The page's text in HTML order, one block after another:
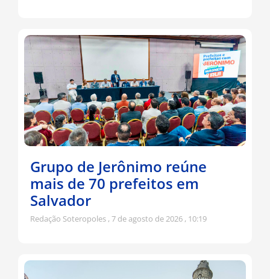
Grupo de Jerônimo reúne
mais de 70 prefeitos em
Salvador
Redação Soteropoles 7 de agosto de 2026 10:19